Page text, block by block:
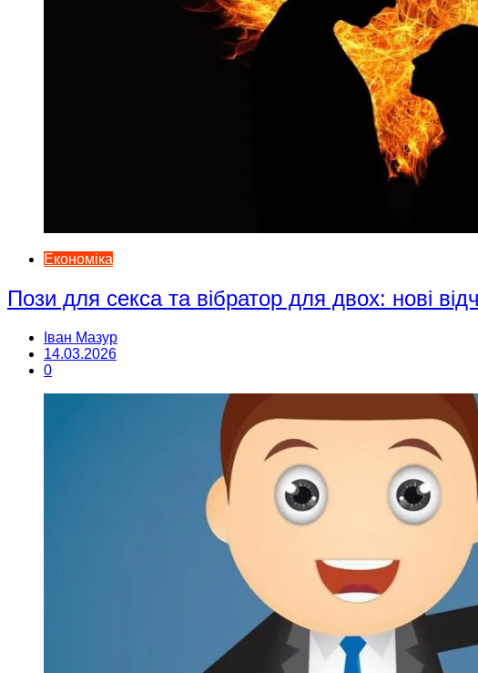
Економіка
Пози для секса та вібратор для двох: нові
Іван Мазур
14.03.2026
0